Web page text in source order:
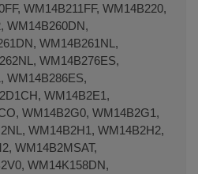
WM14B211FF, WM14B220,
WM14B260DN,
WM14B261NL,
WM14B276ES,
WM14B286ES,
WM14B2E1,
WM14B2G0, WM14B2G1,
WM14B2H1, WM14B2H2,
WM14B2MSAT,
WM14K158DN,